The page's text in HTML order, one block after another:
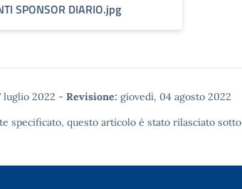
SPONSOR DIARIO.jpg
luglio 2022 - Revisione: giovedì, 04 agosto 2022
specificato, questo articolo è stato rilasciato sotto